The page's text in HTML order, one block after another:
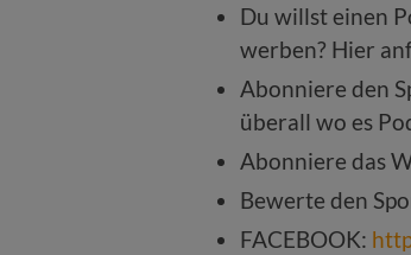
Du willst einen
werben? Hier
Abonniere den
überall wo es
Abonniere das
Bewerte den
FACEBOOK: